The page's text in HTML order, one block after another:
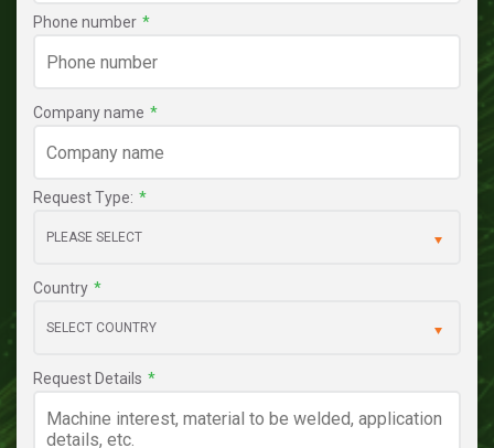
Phone number *
Company name *
Request Type: *
Country *
Request Details *